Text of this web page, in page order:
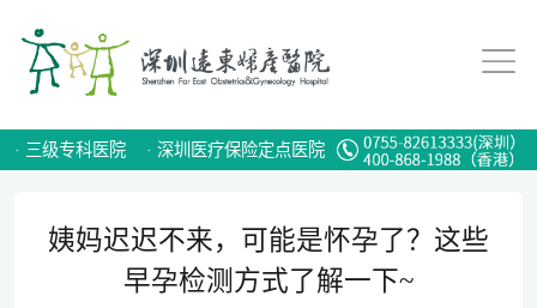
· 三级专科医院 · 深圳医疗保险定点医院
姨妈迟迟不来，可能是怀孕了？这些
早孕检测方式了解一下~